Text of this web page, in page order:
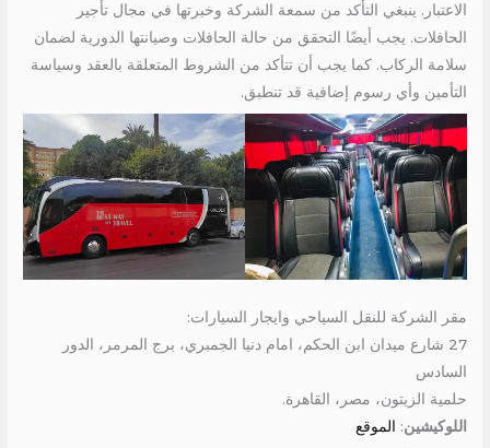
الاعتبار. ينبغي التأكد من سمعة الشركة وخبرتها في مجال تأجير
الحافلات. يجب أيضًا التحقق من حالة الحافلات وصيانتها الدورية لضمان
سلامة الركاب. كما يجب أن تتأكد من الشروط المتعلقة بالعقد وسياسة
التأمين وأي رسوم إضافية قد تنطبق.
مقر الشركة للنقل السياحي وايجار السيارات:
27 شارع ميدان ابن الحكم، امام دنيا الجمبري، برج المرمر، الدور
السادس
حلمية الزيتون، مصر، القاهرة.
اللوكيشين: الموقع